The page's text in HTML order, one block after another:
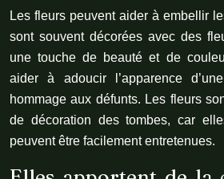
Les fleurs peuvent aider à embellir
sont souvent décorées avec des
une touche de beauté et de
aider à adoucir l’apparence
hommage aux défunts. Les fleurs
de décoration des tombes, car
peuvent être facilement entretenues.